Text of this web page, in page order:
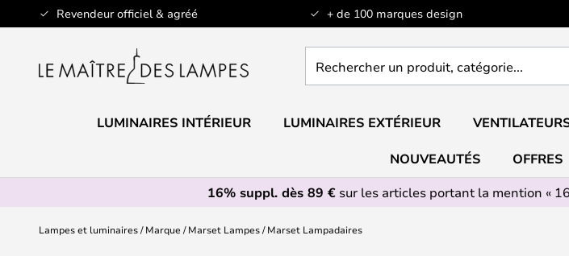
Revendeur officiel & agréé + de 100 marques design
Allez
au
un
catégorie...
LUMINAIRES INTÉRIEUR LUMINAIRES EXTÉRIEUR
NOUVEAUTÉS OFFRES
16% suppl. dès 89 €sur les articles portant la mention «
Lampes et luminaires Marque Marset Lampes Marset Lampadaires